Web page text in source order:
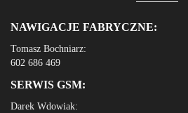
NAWIGACJE FABRYCZNE:
Tomasz Bochniarz:
602 686 469
SERWIS GSM:
Darek Wdowiak: